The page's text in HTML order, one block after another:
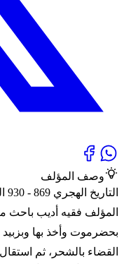
وصف المؤلف
المؤلف فقيه أديب باحث
بحضرموت وأخذ بها وبزبيد
القضاء بالشحر، ثم